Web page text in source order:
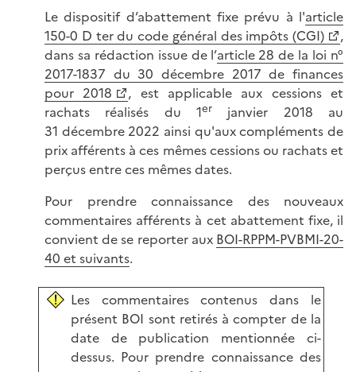
Le dispositif d’abattement fixe prévu à l'article
150-0 D ter du code général des impôts (CGI)
,
dans sa rédaction issue de l’article 28 de la loi n°
2017-1837 du 30 décembre 2017 de finances
pour 2018
, est applicable aux cessions et
rachats réalisés du 1er janvier 2018 au
31 décembre 2022 ainsi qu'aux compléments de
prix afférents à ces mêmes cessions ou rachats et
perçus entre ces mêmes dates.
Pour prendre connaissance des nouveaux
commentaires afférents à cet abattement fixe, il
convient de se reporter aux BOI-RPPM-PVBMI-20-
40 et suivants.
Les commentaires contenus dans le
présent BOI sont retirés à compter de la
date de publication mentionnée ci-
dessus. Pour prendre connaissance des